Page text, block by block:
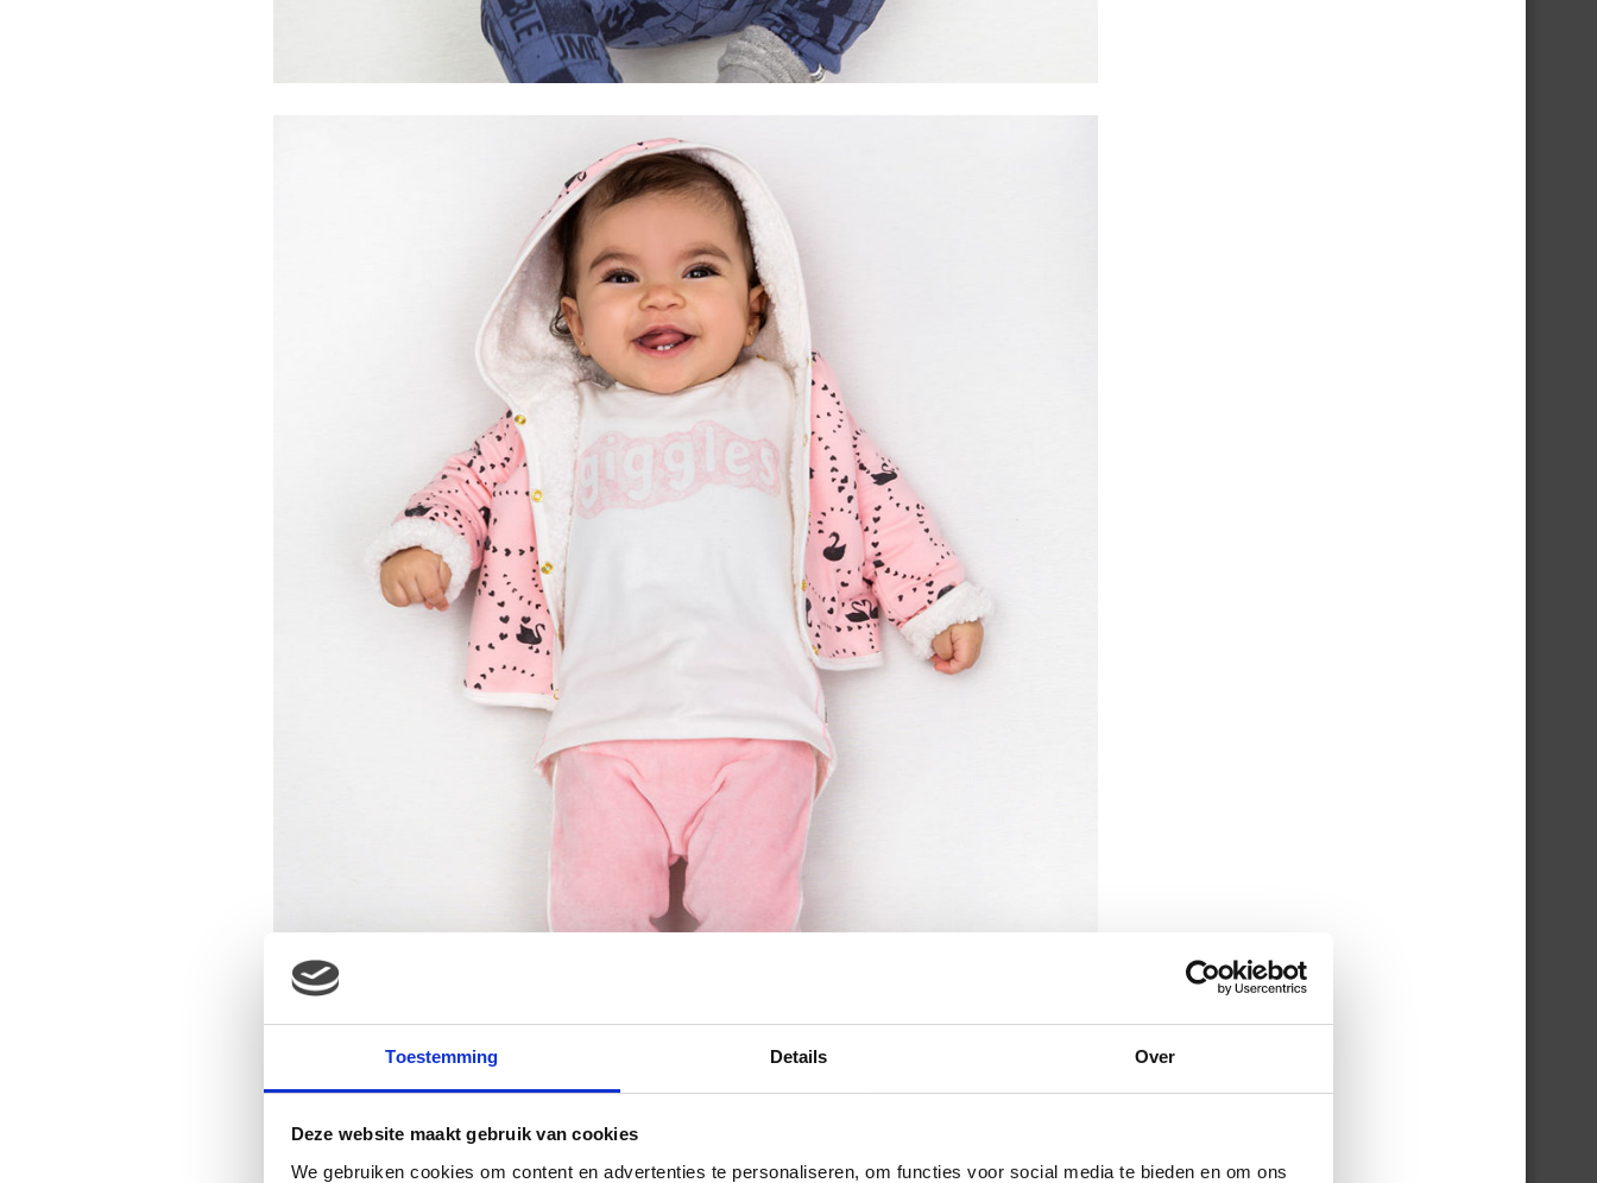
Toestemming Details Over
Deze website maakt gebruik van cookies
We gebruiken cookies om content en advertenties te personaliseren, om functies voor social media te bieden en om ons